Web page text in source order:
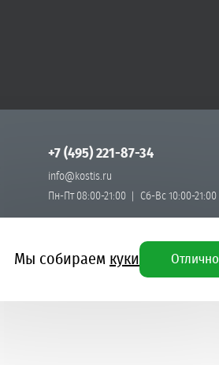
+7 (495) 221-87-34
info@kostis.ru
Пн-Пт 08:00-21:00
Сб-Вс 10:00-21:00
Мы собираем куки Отлично